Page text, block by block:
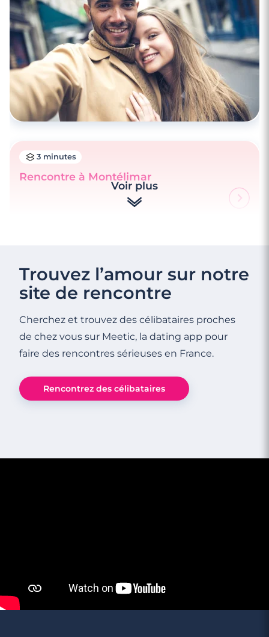
Rencontrez des célibataires à Grenoble
Rencontrez des célibataires à Lyon
3 minutes
Rencontre à Montélimar
3 minutes
Voir plus
Trouvez l’amour sur notre
site de rencontre
Cherchez et trouvez des célibataires proches
de chez vous sur Meetic, la dating app pour
faire des rencontres sérieuses en France.
Rencontrez des célibataires